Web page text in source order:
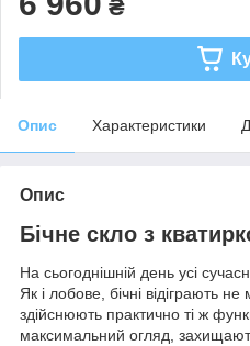
₴
Опис Характеристики
Опис
Бічне скло з
На сьогоднішній день усі
Як і лобове, бічні відіграють
здійснюють практично ті ж
максимальний огляд,